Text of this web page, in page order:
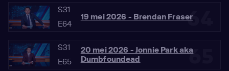
64
S31
E64
19 mei 2026 - Brendan Fraser
65
S31
E65
20 mei 2026 - Jonnie Park aka
Dumbfoundead